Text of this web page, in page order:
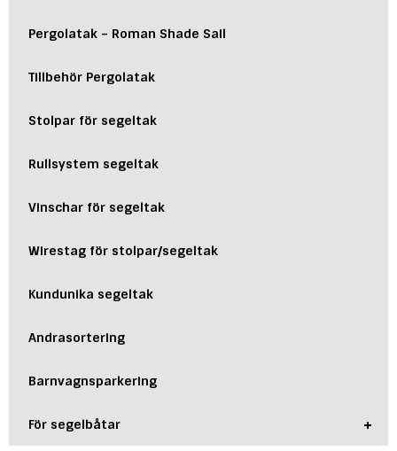
Pergolatak – Roman Shade Sail
Tillbehör Pergolatak
Stolpar för segeltak
Rullsystem segeltak
Vinschar för segeltak
Wirestag för stolpar/segeltak
Kundunika segeltak
Andrasortering
Barnvagnsparkering
+
För segelbåtar